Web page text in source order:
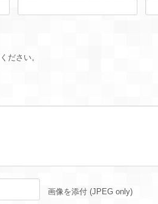
ださい。
画像を添付 (JPEG only)